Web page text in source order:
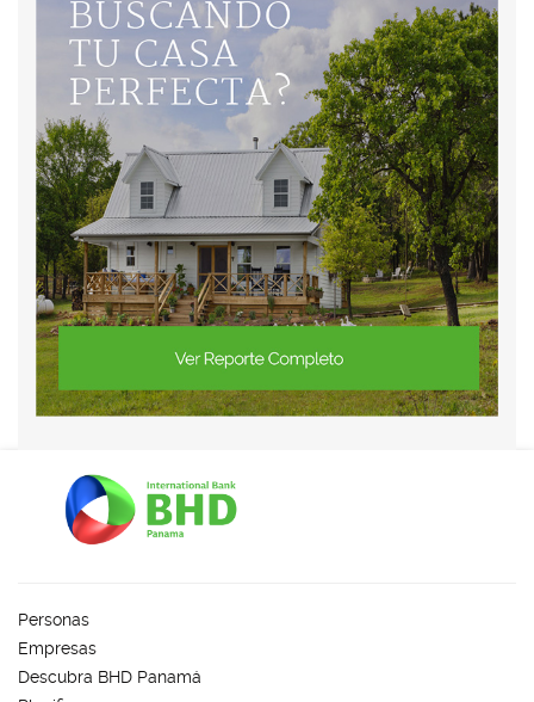
Personas
Empresas
Descubra BHD Panamá